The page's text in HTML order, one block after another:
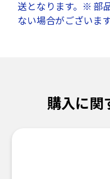
送となります。※ 部
ない場合がございます
購入に関